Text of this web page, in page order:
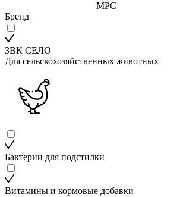
МРС
Бренд
ЗВК СЕЛО
Для сельскохозяйственных животных
Бактерии для подстилки
Витамины и кормовые добавки